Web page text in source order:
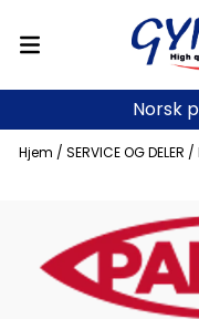
Norsk
Hjem / SERVICE OG DELER /